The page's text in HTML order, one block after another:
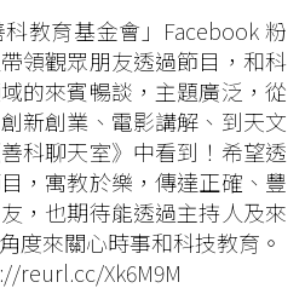
教育基金會」Facebook 粉
領觀眾朋友透過節目，和科
的來賓暢談，主題廣泛，從
新創業、電影講解、到天文
科聊天室》中看到！希望透
，寓教於樂，傳達正確、豐
，也期待能透過主持人及來
度來關心時事和科技教育。
reurl.cc/Xk6M9M